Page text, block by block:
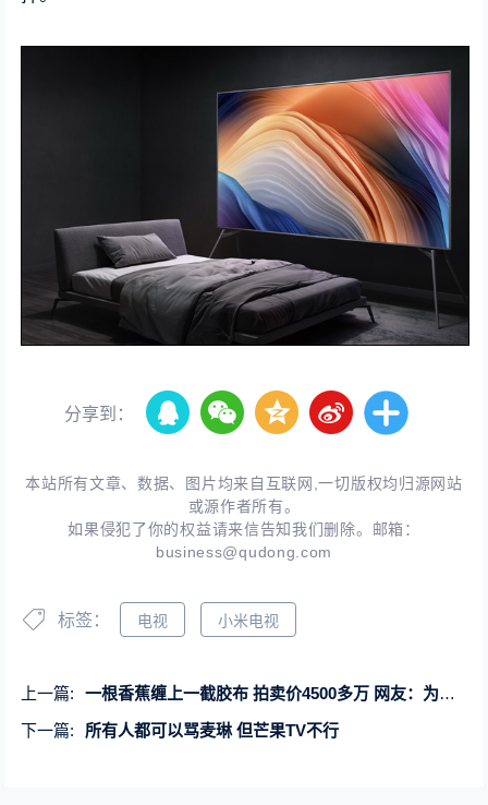
分享到：
本站所有文章、数据、图片均来自互联网,一切版权均归源网站
或源作者所有。
如果侵犯了你的权益请来信告知我们删除。邮箱：
business@qudong.com
标签： 电视 小米电视
上一篇:
一根香蕉缠上一截胶布 拍卖价4500多万 网友：为了讽刺富人
下一篇:
所有人都可以骂麦琳 但芒果TV不行